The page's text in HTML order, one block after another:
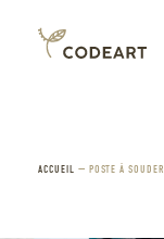
ACCUEIL — POSTE À SOUDER